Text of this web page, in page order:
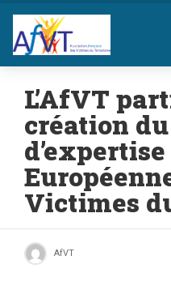
L’AfVT
création
Victimes
AfVT